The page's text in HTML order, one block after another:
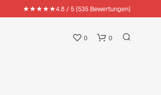
★★★★★4.8 / 5 (535 Bewertungen)
0 0